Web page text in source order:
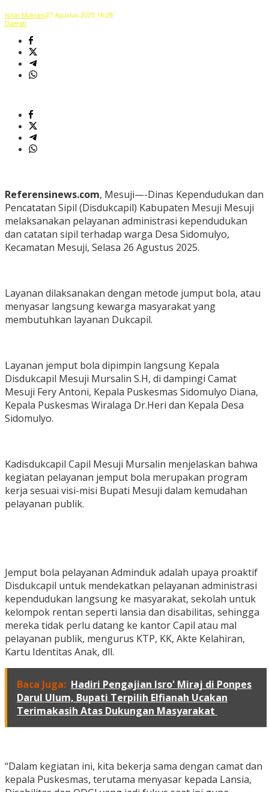
Ishar Mukram27 Agustus 2025 18:28
Daerah
Referensinews.com, Mesuji—-Dinas Kependudukan dan
Pencatatan Sipil (Disdukcapil) Kabupaten Mesuji Mesuji
melaksanakan pelayanan administrasi kependudukan
dan catatan sipil terhadap warga Desa Sidomulyo,
Kecamatan Mesuji, Selasa 26 Agustus 2025.
Layanan dilaksanakan dengan metode jumput bola, atau
menyasar langsung kewarga masyarakat yang
membutuhkan layanan Dukcapil.
Layanan jemput bola dipimpin langsung Kepala
Disdukcapil Mesuji Mursalin S.H, di dampingi Camat
Mesuji Fery Antoni, Kepala Puskesmas Sidomulyo Diana,
Kepala Puskesmas Wiralaga Dr.Heri dan Kepala Desa
Sidomulyo.
Kadisdukcapil Capil Mesuji Mursalin menjelaskan bahwa
kegiatan pelayanan jemput bola merupakan program
kerja sesuai visi-misi Bupati Mesuji dalam kemudahan
pelayanan publik.
Jemput bola pelayanan Adminduk adalah upaya proaktif
Disdukcapil untuk mendekatkan pelayanan administrasi
kependudukan langsung ke masyarakat, sekolah untuk
kelompok rentan seperti lansia dan disabilitas, sehingga
mereka tidak perlu datang ke kantor Capil atau mal
pelayanan publik, mengurus KTP, KK, Akte Kelahiran,
Kartu Identitas Anak, dll.
Baca Juga: Hadiri Pengajian Isro' Miraj di Ponpes
Darul Ulum, Bupati Terpilih Elfianah Ucakan
Terimakasih Atas Dukungan Masyarakat
“Dalam kegiatan ini, kita bekerja sama dengan camat dan
kepala Puskesmas, terutama menyasar kepada Lansia,